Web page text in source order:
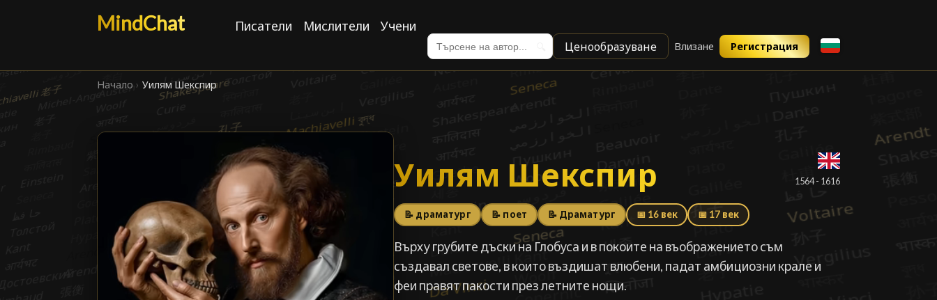
MindChat Писатели Мислители Учени
Ценообразуване Влизане Регистрация
Начало › Уилям Шекспир
Уилям Шекспир
Уилям Шекспир 1564 - 1616
📝 драматург 📝 поет 📝 Драматург 📅 16 век 📅 17 век
Върху грубите дъски на Глобуса и в покоите на въображението съм
създавал светове, в които въздишат влюбени, падат амбициозни крале и
феи правят пакости през летните нощи.